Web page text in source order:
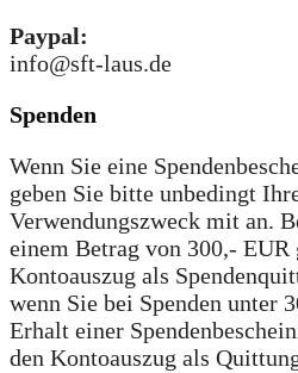
Paypal:
info@sft-laus.de
Spenden
Wenn Sie eine
geben Sie bitte unbedingt
Verwendungszweck mit an.
einem Betrag von 300,- EUR
Kontoauszug als
wenn Sie bei Spenden unter
Erhalt einer
den Kontoauszug als